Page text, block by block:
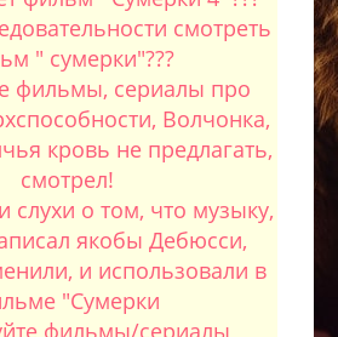
смотреть
" сумерки"???
фильмы, сериалы про
Волчонка,
кровь не предлагать,
смотрел!
слухи о том, что музыку,
якобы Дебюсси,
и использовали в
"Сумерки
фильмы/сериалы